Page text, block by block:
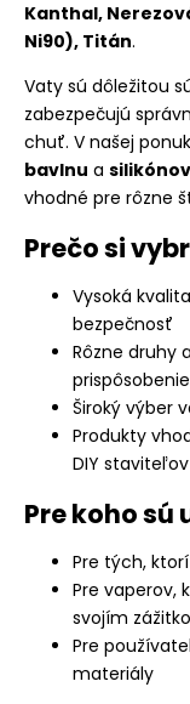
Kanthal,
Ni90), Titán.
Vaty sú dôležitou
zabezpečujú
chuť. V našej
bavlnu a
vhodné pre rôzne
Prečo si
Vysoká
bezpečnosť
Rôzne druhy
prispôsobenie
Široký výber
Produkty
DIY staviteľov
Pre koho sú
Pre tých,
Pre vaperov,
svojím
Pre
materiály